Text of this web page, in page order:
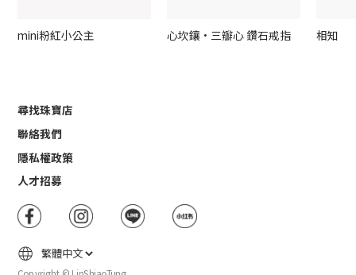
mini粉紅小公主 心坎鑲·三瓣心 鑽石戒指 相知
尋找珠寶店
聯絡我們
隱私權政策
人才招募